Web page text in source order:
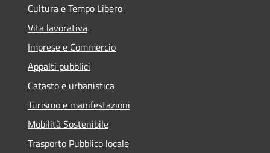
Cultura e Tempo Libero
Vita lavorativa
Imprese e Commercio
Appalti pubblici
Catasto e urbanistica
Turismo e manifestazioni
Mobilità Sostenibile
Trasporto Pubblico locale